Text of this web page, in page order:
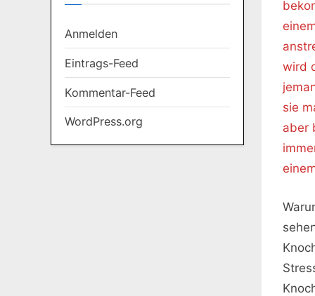
wird
sie
aber
Anmelden
Eintrags-Feed
Kommentar-Feed
WordPress.org